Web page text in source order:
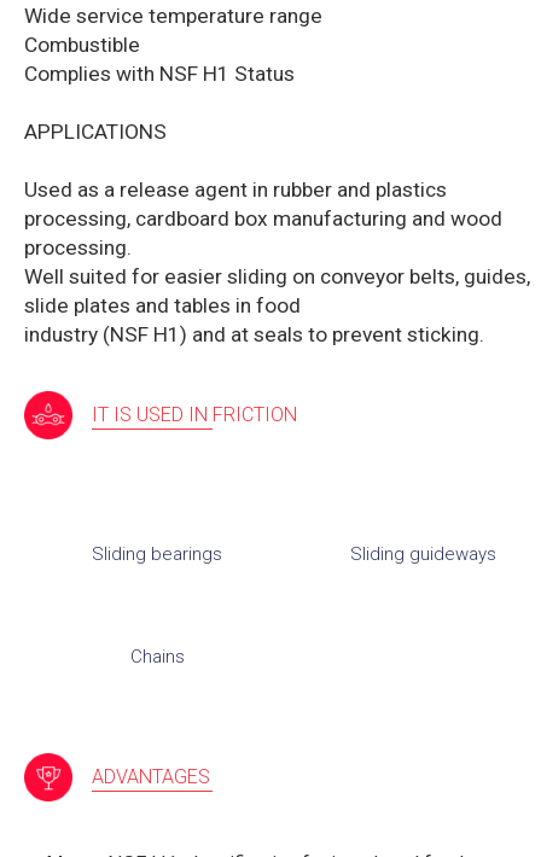
Wide service temperature range
Combustible
Complies with NSF H1 Status
APPLICATIONS
Used as a release agent in rubber and plastics
processing, cardboard box manufacturing and wood
processing.
Well suited for easier sliding on conveyor belts, guides,
slide plates and tables in food
industry (NSF H1) and at seals to prevent sticking.
IT IS USED IN FRICTION
Sliding bearings Sliding guideways
Chains
ADVANTAGES